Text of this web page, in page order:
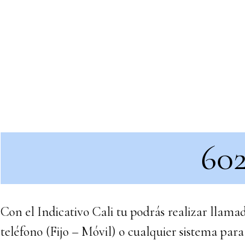
Con el Indicativo Cali tu podrás realizar
teléfono (Fijo – Móvil) o cualquier sistema